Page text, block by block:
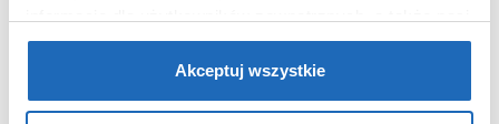
partnerzy reklamowi.Jeśli chcesz, włącz „Tylko
wymagane pliki cookie”.Pamiętaj jednak, że
zablokowane niektóre pliki cookie mogą mieć wpływ na
Akceptuj wszystkie
PRODUKTY Z SERII